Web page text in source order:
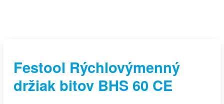
Festool Rýchlovýmenný
držiak bitov BHS 60 CE